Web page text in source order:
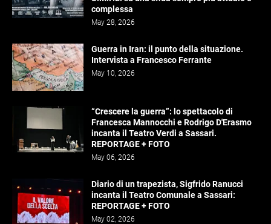
complessa
May 28, 2026
Guerra in Iran: il punto della situazione.
Intervista a Francesco Ferrante
May 10, 2026
“Crescere la guerra”: lo spettacolo di
Francesca Mannocchi e Rodrigo D'Erasmo
incanta il Teatro Verdi a Sassari.
REPORTAGE + FOTO
May 06, 2026
Diario di un trapezista, Sigfrido Ranucci
incanta il Teatro Comunale a Sassari:
REPORTAGE + FOTO
May 02, 2026